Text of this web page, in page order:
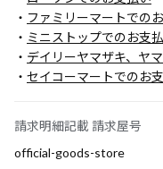
・ ファミリーマートでの
・ ミニストップでのお支
・ デイリーヤマザキ、ヤ
・ セイコーマートでのお
請求明細記載 請求屋号
official-goods-store